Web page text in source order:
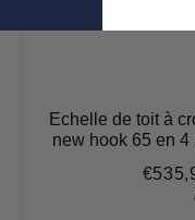
Echelle de toit à
new hook 65 en 4
Prix